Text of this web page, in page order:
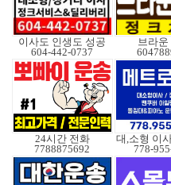
이사도 인생도 성공
604-442-0737
브라운
24시간 전화
7788875692
778-